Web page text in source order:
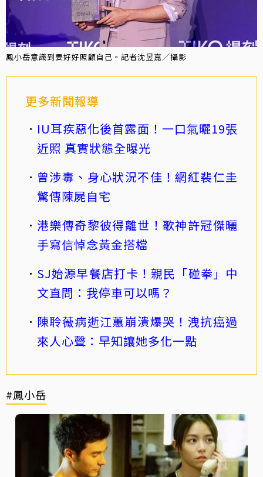
鳳小岳意識到要好好照顧自己。記者沈昱嘉／攝影
更多新聞報導
IU耳疾惡化後首露面！一口氣曬19張
近照 真實狀態全曝光
曾涉毒、身心狀況不佳！網紅裴仁圭
驚傳陳屍自宅
港樂傳奇黎彼得離世！歌神許冠傑曬
手寫信悼念黃金搭檔
SJ始源早餐店打卡！親民「碰拳」中
文直問：我停車可以嗎？
陳聆薇病逝江蕙崩潰爆哭！洩抗癌過
來人心聲：早知讓她多化一點
#鳳小岳